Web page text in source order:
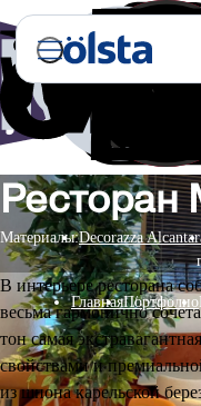
ГлавнаяПортфолио
Ресторан
Материалы:Decorazza
В интерьере ресторана
весьма гармонично
тон самая
свойствами и
из шпона карельской